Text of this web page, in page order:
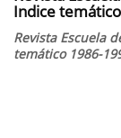
Indice
Revista Escuela
temático 1986-